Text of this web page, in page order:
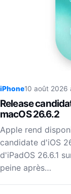
iPhone10 août 2026
Release
macOS 26.6.2
Apple rend
candidate d'iOS
d'iPadOS 26.6.1
peine après…